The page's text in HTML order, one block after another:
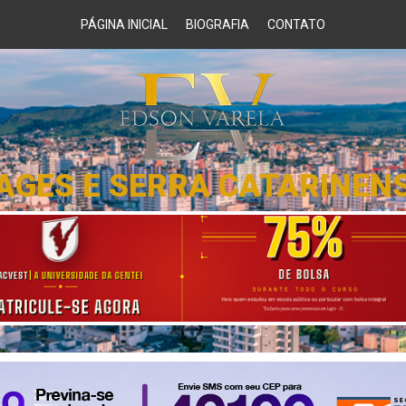
PÁGINA INICIAL BIOGRAFIA CONTATO
E SERRA